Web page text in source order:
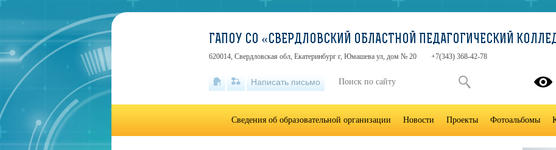
ГАПОУ СО «СВЕРДЛОВСКИЙ ОБЛАСТНОЙ ПЕДАГОГИЧЕСКИЙ
620014, Свердловская обл, Екатеринбург г, Юмашева ул, дом № 20 +7(343) 368-42-78
Написать письмо
Сведения об образовательной организации Новости Проекты Фотоальбомы